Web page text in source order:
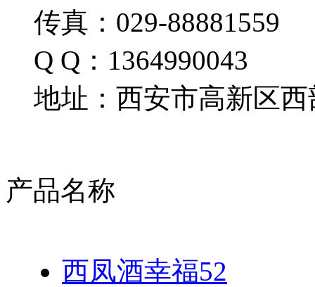
传真：029-88881559
Q Q：1364990043
地址：西安市高新区西
产品名称
西凤酒幸福52